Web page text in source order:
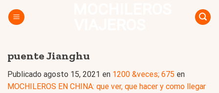
puente Jianghu
Publicado agosto 15, 2021 en 1200 &veces; 675 en
MOCHILEROS EN CHINA: que ver, que hacer y como llegar